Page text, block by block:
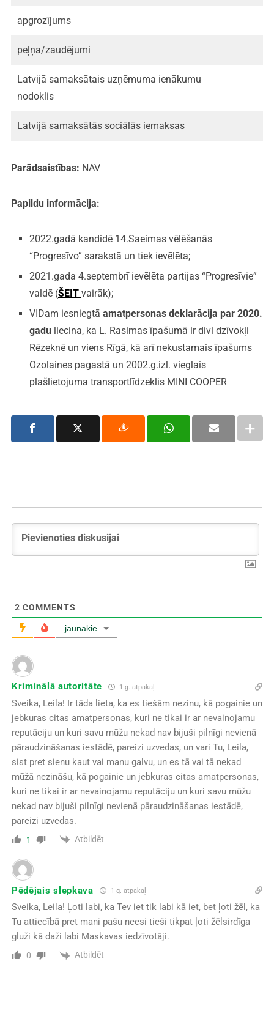
apgrozījums
peļņa/zaudējumi
Latvijā samaksātais uzņēmuma ienākumu
nodoklis
Latvijā samaksātās sociālās iemaksas
Parādsaistības: NAV
Papildu informācija:
2022.gadā kandidē 14.Saeimas vēlēšanās
“Progresīvo” sarakstā un tiek ievēlēta;
2021.gada 4.septembrī ievēlēta partijas “Progresīvie”
valdē (ŠEIT vairāk);
VIDam iesniegtā amatpersonas deklarācija par 2020.
gaduliecina, ka L. Rasimas īpašumā ir divi dzīvokļi
Rēzeknē un viens Rīgā, kā arī nekustamais īpašums
Ozolaines pagastā un 2002.g.izl. vieglais
plašlietojuma transportlīdzeklis MINI COOPER
2 COMMENTS
jaunākie
Kriminālā autoritāte 1 g. atpakaļ
Sveika, Leila! Ir tāda lieta, ka es tiešām nezinu, kā pogainie un
jebkuras citas amatpersonas, kuri ne tikai ir ar nevainojamu
reputāciju un kuri savu mūžu nekad nav bijuši pilnīgi nevienā
pāraudzināšanas iestādē, pareizi uzvedas, un vari Tu, Leila,
sist pret sienu kaut vai manu galvu, un es tā vai tā nekad
mūžā nezināšu, kā pogainie un jebkuras citas amatpersonas,
kuri ne tikai ir ar nevainojamu reputāciju un kuri savu mūžu
nekad nav bijuši pilnīgi nevienā pāraudzināšanas iestādē,
pareizi uzvedas.
1 Atbildēt
Pēdējais slepkava 1 g. atpakaļ
Sveika, Leila! Ļoti labi, ka Tev iet tik labi kā iet, bet ļoti žēl, ka
Tu attiecībā pret mani pašu neesi tieši tikpat ļoti žēlsirdīga
gluži kā daži labi Maskavas iedzīvotāji.
0 Atbildēt